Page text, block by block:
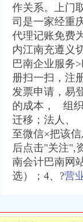
理_公司注销费
优惠中-爱喇叭网
联合办税服务厅
联合办税服务厅
司黄页
厦大坪易登网
新浪博客
税务局
作关系。上门
司是一家经重
代理记账免费
内江南充遵义
巴南企业服务
册扫一扫，注
发票申请，易
的成本， 组
迁移；法人、
至微信×把该
后点击"关注",
南会计巴南网
选）；4、?营